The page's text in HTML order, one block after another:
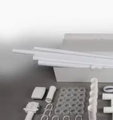
Ominaisuudet
Arviot